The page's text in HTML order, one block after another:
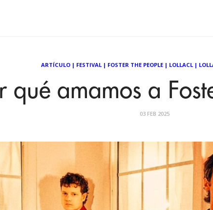
ARTÍCULO | FESTIVAL | FOSTER THE PEOPLE | LOLLACL |
qué amamos a
03 FEB 2025